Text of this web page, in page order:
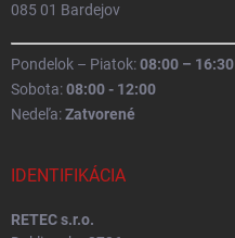
085 01 Bardejov
Pondelok – Piatok:08:00 – 16:30
Sobota:08:00 - 12:00
Nedeľa:Zatvorené
IDENTIFIKÁCIA
RETEC s.r.o.